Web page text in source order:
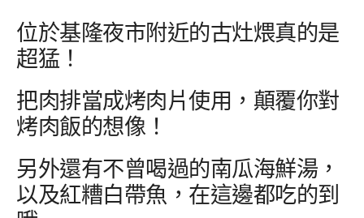
位於基隆夜市附近的古灶煨真的是
超猛！
把肉排當成烤肉片使用，顛覆你對
烤肉飯的想像！
另外還有不曾喝過的南瓜海鮮湯，
以及紅糟白帶魚，在這邊都吃的到